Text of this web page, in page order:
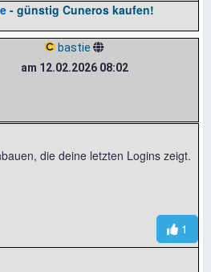
- günstig Cuneros kaufen!
bastie
am 12.02.2026 08:02
die deine letzten Logins zeigt.
1